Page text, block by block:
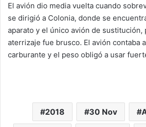
El avión dio media vuelta cuando
se dirigió a Colonia, donde se
aparato y el único avión de sustitución,
aterrizaje fue brusco. El avión contaba
carburante y el peso obligó a usar
2018 30 Nov